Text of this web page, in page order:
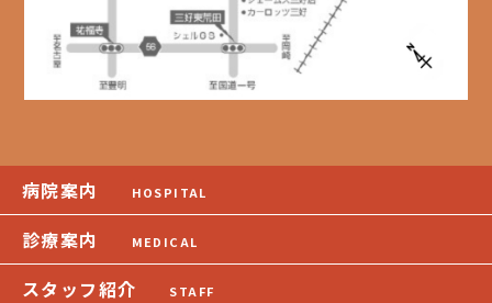
病院案内 HOSPITAL
診療案内 MEDICAL
スタッフ紹介 STAFF